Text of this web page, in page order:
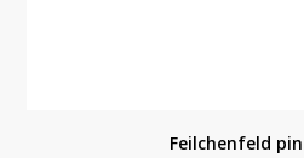
Feilchenfeld